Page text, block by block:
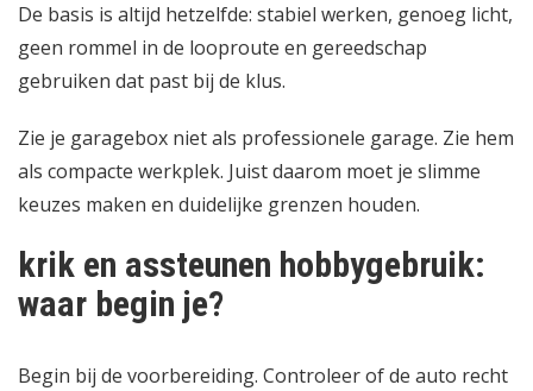
De basis is altijd hetzelfde: stabiel werken, genoeg licht,
geen rommel in de looproute en gereedschap
gebruiken dat past bij de klus.
Zie je garagebox niet als professionele garage. Zie hem
als compacte werkplek. Juist daarom moet je slimme
keuzes maken en duidelijke grenzen houden.
krik en assteunen hobbygebruik:
waar begin je?
Begin bij de voorbereiding. Controleer of de auto recht